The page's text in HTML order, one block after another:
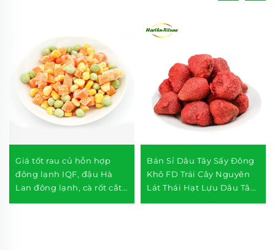
Giá tốt rau củ hỗn hợp
đông lạnh IQF, đậu Hà
Lan đông lạnh, cà rốt cắt
Bán Sỉ Dâu Tây Sấy Đông
Khô FD Trái Cây Nguyên
Lát Thái Hạt Lựu Dâu Tây